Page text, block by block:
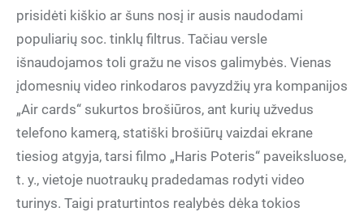
prisidėti kiškio ar šuns nosį ir ausis naudodami
populiarių soc. tinklų filtrus. Tačiau versle
išnaudojamos toli gražu ne visos galimybės. Vienas
įdomesnių video rinkodaros pavyzdžių yra kompanijos
„Air cards“ sukurtos brošiūros, ant kurių užvedus
telefono kamerą, statiški brošiūrų vaizdai ekrane
tiesiog atgyja, tarsi filmo „Haris Poteris“ paveiksluose,
t. y., vietoje nuotraukų pradedamas rodyti video
turinys. Taigi praturtintos realybės dėka tokios